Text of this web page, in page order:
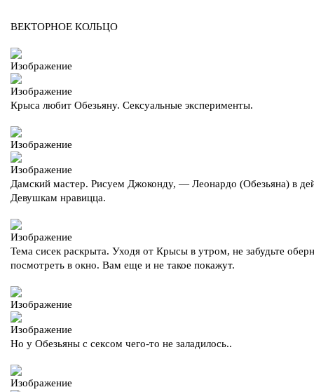
ВЕКТОРНОЕ КОЛЬЦО
Крыса любит Обезьяну. Сексуальные эксперименты.
Дамский мастер. Рисуем Джоконду, — Леонардо (Обезьяна) в
Девушкам нравицца.
Тема сисек раскрыта. Уходя от Крысы в утром, не забудьте
посмотреть в окно. Вам еще и не такое покажут.
Но у Обезьяны с сексом чего-то не заладилось..